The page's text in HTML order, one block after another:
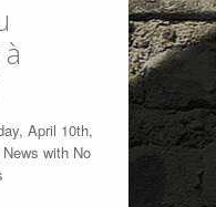
April 10th,
with No